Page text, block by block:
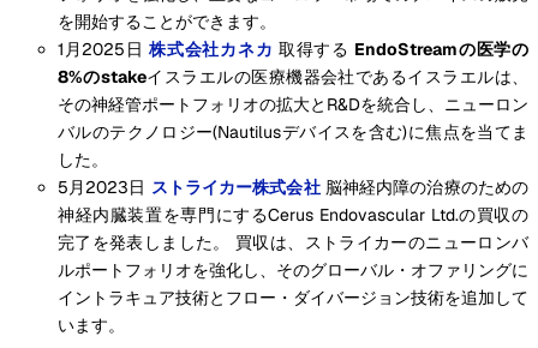
を開始することができます。
1月2025日株式会社カネカ 取得する EndoStreamの医学の
8%のstakeイスラエルの医療機器会社であるイスラエルは、
その神経管ポートフォリオの拡大とR&Dを統合し、ニューロン
バルのテクノロジー(Nautilusデバイスを含む)に焦点を当てま
した。
5月2023日 ストライカー株式会社脳神経内障の治療のための
神経内臓装置を専門にするCerus Endovascular Ltd.の買収の
完了を発表しました。 買収は、ストライカーのニューロンバ
ルポートフォリオを強化し、そのグローバル・オファリングに
イントラキュア技術とフロー・ダイバージョン技術を追加して
います。